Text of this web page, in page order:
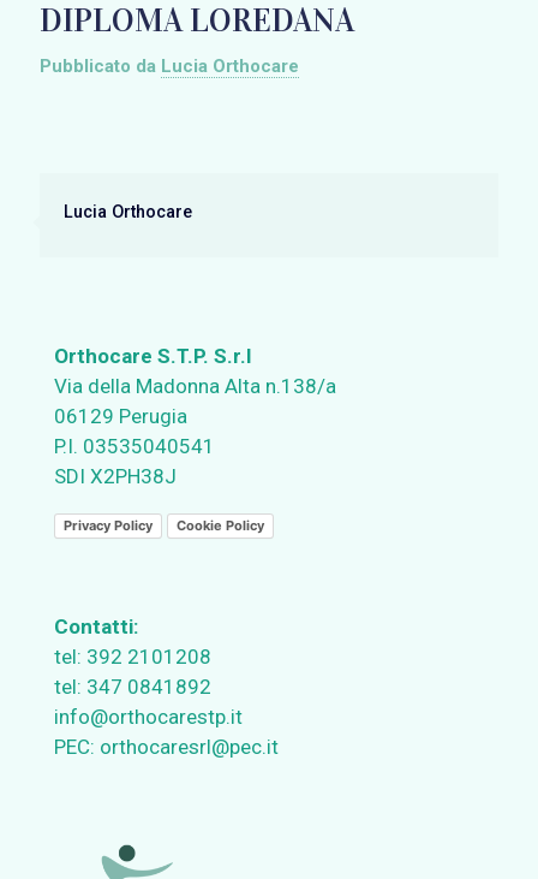
DIPLOMA LOREDANA
Pubblicato da Lucia Orthocare
Lucia Orthocare
Orthocare S.T.P. S.r.l
Via della Madonna Alta n.138/a
06129 Perugia
P.I. 03535040541
SDI X2PH38J
Privacy Policy Cookie Policy
Contatti:
tel: 392 2101208
tel: 347 0841892
info@orthocarestp.it
PEC: orthocaresrl@pec.it